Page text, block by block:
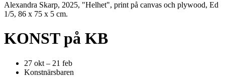
Alexandra Skarp, 2025, "Helhet", print på canvas och plywood, Ed
1/5, 86 x 75 x 5 cm.
KONST på KB
27 okt – 21 feb
Konstnärsbaren